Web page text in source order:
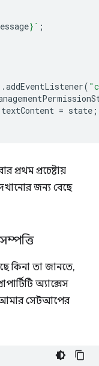
} ` ;
addEventListener(
textContent = state ;
প্রচেষ্টায়
জন্য বেছে
সম্পত্তি
কিনা তা জানতে,
অ্যাক্সেস
আমার সেটআপের